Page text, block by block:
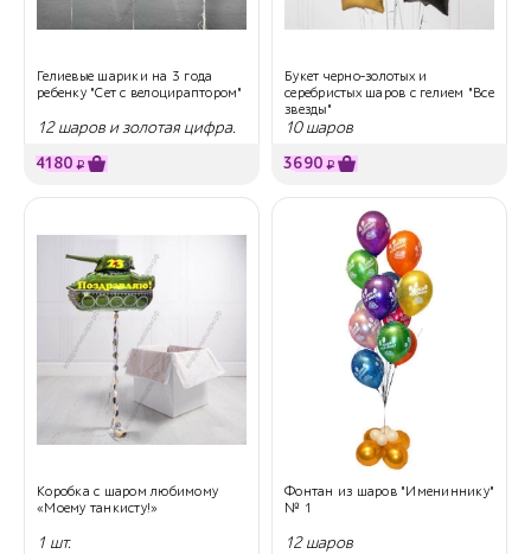
Гелиевые шарики на 3 года
ребенку "Сет с велоцираптором"
12 шаров и золотая цифра.
4180 ₽
Букет черно-золотых и
серебристых шаров с гелием "Все
звезды"
10 шаров
3690 ₽
Коробка с шаром любимому
«Моему танкисту!»
1 шт.
Фонтан из шаров "Имениннику"
№ 1
12 шаров